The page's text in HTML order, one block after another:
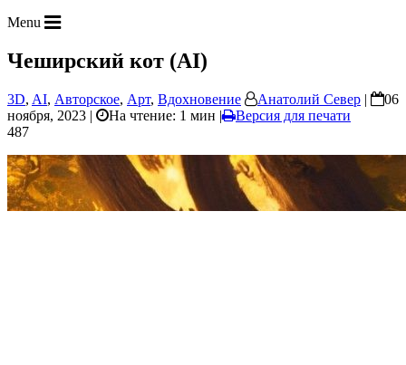
Menu
Чеширский кот (AI)
3D, AI, Авторское, Арт, Вдохновение Анатолий Север |
06
ноября, 2023 |
На чтение: 1 мин |
Версия для печати
487